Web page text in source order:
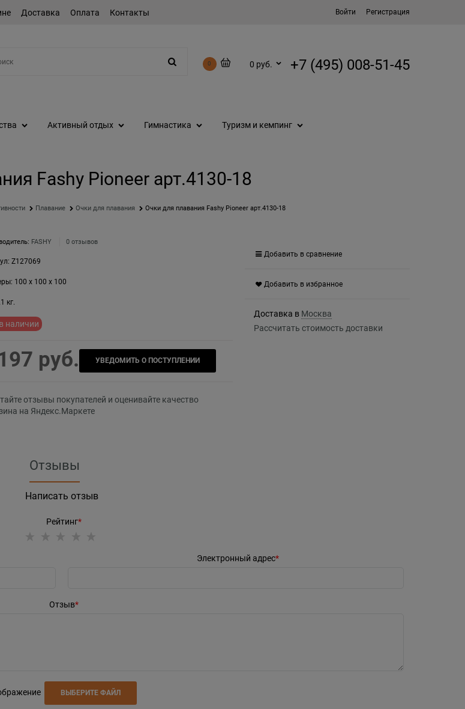
Доставка Оплата Контакты Войти Регистрация
0 0 руб. +7 (495) 008-51-45
Активный отдых Гимнастика Туризм и кемпинг
Fashy Pioneer арт.4130-18
Плавание Очки для плавания Очки для плавания Fashy Pioneer арт.4130-18
FASHY 0 отзывов
Z127069
100 x 100 x 100
кг.
наличии
руб. УВЕДОМИТЬ О ПОСТУПЛЕНИИ
Добавить в сравнение
Добавить в избранное
Доставка в Москва
Рассчитать стоимость доставки
Отзывы
Написать отзыв
Рейтинг
Электронный адрес
Отзыв
ВЫБЕРИТЕ ФАЙЛ